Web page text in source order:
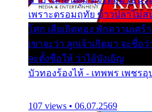
เพราะตรอมฤทัย ข้าวปลาไม่ส
โศก เสียเถิดทอง พักความเศร้
เขาจะว่า ลูกเจ้าเกิดมา จะชื่อ
จะตั้งชื่อให้ ว่าไอ้บังเอิญ
บัวทองร้องไห้ - เทพพร เพชรอุ
107 views • 06.07.2569